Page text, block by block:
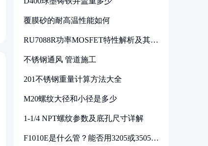
覆膜砂的耐高温性能如何
RU7088R功率MOSFET特性解析及其在
不锈钢通风 管道施工
201不锈钢重量计算方法大全
M20螺纹大径和小径是多少
1-1/4 NPT螺纹参数及底孔尺寸详解
F1010E是什么管？能否用3205或3505代